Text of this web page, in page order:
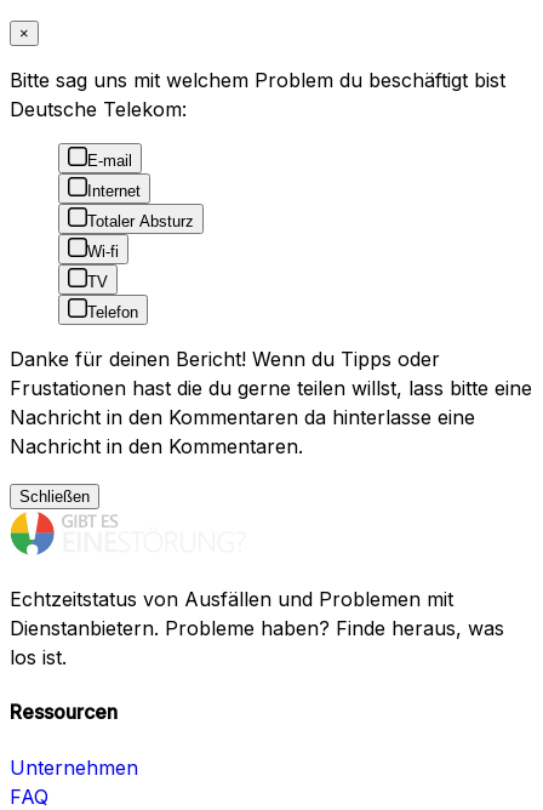
×
Bitte sag uns mit welchem Problem du beschäftigt bist
Deutsche Telekom:
E-mail
Internet
Totaler Absturz
Wi-fi
TV
Telefon
Danke für deinen Bericht! Wenn du Tipps oder
Frustationen hast die du gerne teilen willst, lass bitte eine
Nachricht in den Kommentaren da hinterlasse eine
Nachricht in den Kommentaren.
Schließen
Echtzeitstatus von Ausfällen und Problemen mit
Dienstanbietern. Probleme haben? Finde heraus, was
los ist.
Ressourcen
Unternehmen
FAQ